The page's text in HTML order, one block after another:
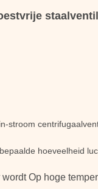
stroom
hoeveelheid
Op hoge